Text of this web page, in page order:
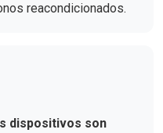
reacondicionados.
dispositivos son